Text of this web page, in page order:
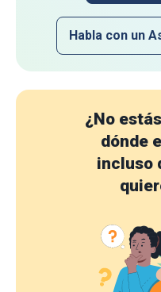
Habla con un
¿No
dónde
incluso